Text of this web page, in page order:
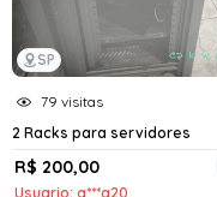
SP
79 visitas
2 Racks para servidores
R$ 200,00
Usuario: a***a20